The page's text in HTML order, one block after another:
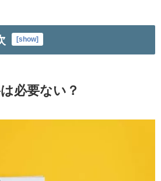
[show]
必要ない？